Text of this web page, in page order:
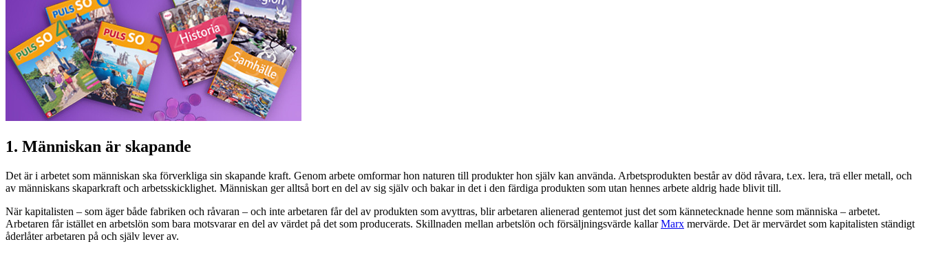
1. Människan är skapande
Det är i arbetet som människan ska förverkliga sin skapande kraft. Genom arbete omformar hon naturen till produkter hon själv kan använda. Arbetsprodukten består av död råvara, t.ex. lera, trä eller metall, och
av människans skaparkraft och arbetsskicklighet. Människan ger alltså bort en del av sig själv och bakar in det i den färdiga produkten som utan hennes arbete aldrig hade blivit till.
När kapitalisten – som äger både fabriken och råvaran – och inte arbetaren får del av produkten som avyttras, blir arbetaren alienerad gentemot just det som kännetecknade henne som människa – arbetet.
Arbetaren får istället en arbetslön som bara motsvarar en del av värdet på det som producerats. Skillnaden mellan arbetslön och försäljningsvärde kallarMarx mervärde. Det är mervärdet som kapitalisten ständigt
åderlåter arbetaren på och själv lever av.